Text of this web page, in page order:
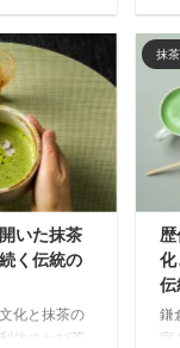
後の文化交
康ブームま
徴として国
茶の軌跡を
れ
道
茶
す。
いた抹茶
く伝統の
化と抹茶の
休のわび茶
抹茶
化
伝
鎌
室